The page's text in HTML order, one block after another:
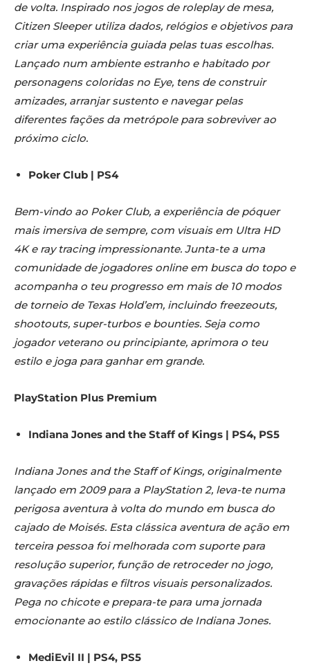
de volta. Inspirado nos jogos de roleplay de mesa,
Citizen Sleeper utiliza dados, relógios e objetivos para
criar uma experiência guiada pelas tuas escolhas.
Lançado num ambiente estranho e habitado por
personagens coloridas no Eye, tens de construir
amizades, arranjar sustento e navegar pelas
diferentes fações da metrópole para sobreviver ao
próximo ciclo.
Poker Club | PS4
Bem-vindo ao Poker Club, a experiência de póquer
mais imersiva de sempre, com visuais em Ultra HD
4K e ray tracing impressionante. Junta-te a uma
comunidade de jogadores online em busca do topo e
acompanha o teu progresso em mais de 10 modos
de torneio de Texas Hold’em, incluindo freezeouts,
shootouts, super-turbos e bounties. Seja como
jogador veterano ou principiante, aprimora o teu
estilo e joga para ganhar em grande.
PlayStation Plus Premium
Indiana Jones and the Staff of Kings | PS4, PS5
Indiana Jones and the Staff of Kings, originalmente
lançado em 2009 para a PlayStation 2, leva-te numa
perigosa aventura à volta do mundo em busca do
cajado de Moisés. Esta clássica aventura de ação em
terceira pessoa foi melhorada com suporte para
resolução superior, função de retroceder no jogo,
gravações rápidas e filtros visuais personalizados.
Pega no chicote e prepara-te para uma jornada
emocionante ao estilo clássico de Indiana Jones.
MediEvil II | PS4, PS5